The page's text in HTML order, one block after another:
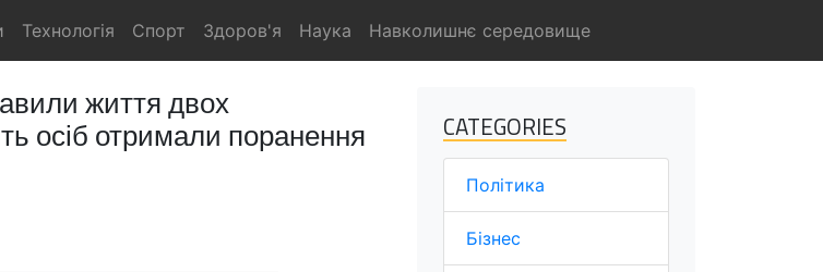
Технологія Спорт Здоров'я Наука Навколишнє середовище
життя двох
осіб отримали поранення CATEGORIES
Політика
Бізнес